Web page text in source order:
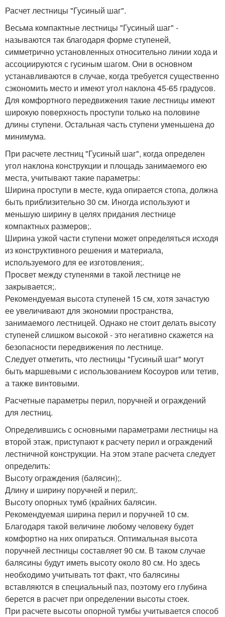
Расчет лестницы "Гусиный шаг".
Весьма компактные лестницы "Гусиный шаг" -
называются так благодаря форме ступеней,
симметрично установленных относительно линии хода и
ассоциируются с гусиным шагом. Они в основном
устанавливаются в случае, когда требуется существенно
сэкономить место и имеют угол наклона 45-65 градусов.
Для комфортного передвижения такие лестницы имеют
широкую поверхность проступи только на половине
длины ступени. Остальная часть ступени уменьшена до
минимума.
При расчете лестниц "Гусиный шаг", когда определен
угол наклона конструкции и площадь занимаемого ею
места, учитывают такие параметры:
Ширина проступи в месте, куда опирается стопа, должна
быть приблизительно 30 см. Иногда используют и
меньшую ширину в целях придания лестнице
компактных размеров;.
Ширина узкой части ступени может определяться исходя
из конструктивного решения и материала,
используемого для ее изготовления;.
Просвет между ступенями в такой лестнице не
закрывается;.
Рекомендуемая высота ступеней 15 см, хотя зачастую
ее увеличивают для экономии пространства,
занимаемого лестницей. Однако не стоит делать высоту
ступеней слишком высокой - это негативно скажется на
безопасности передвижения по лестнице.
Следует отметить, что лестницы "Гусиный шаг" могут
быть маршевыми с использованием Косоуров или тетив,
а также винтовыми.
Расчетные параметры перил, поручней и ограждений
для лестниц.
Определившись с основными параметрами лестницы на
второй этаж, приступают к расчету перил и ограждений
лестничной конструкции. На этом этапе расчета следует
определить:
Высоту ограждения (балясин);.
Длину и ширину поручней и перил;.
Высоту опорных тумб (крайних балясин.
Рекомендуемая ширина перил и поручней 10 см.
Благодаря такой величине любому человеку будет
комфортно на них опираться. Оптимальная высота
поручней лестницы составляет 90 см. В таком случае
балясины будут иметь высоту около 80 см. Но здесь
необходимо учитывать тот факт, что балясины
вставляются в специальный паз, поэтому его глубина
берется в расчет при определении высоты стоек.
При расчете высоты опорной тумбы учитывается способ